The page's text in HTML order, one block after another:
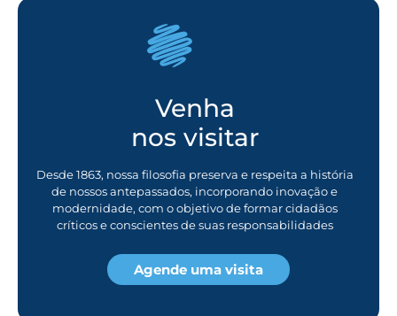
Venha
nos visitar
Desde 1863, nossa filosofia preserva e respeita a história
de nossos antepassados, incorporando inovação e
modernidade, com o objetivo de formar cidadãos
críticos e conscientes de suas responsabilidades
Agende uma visita